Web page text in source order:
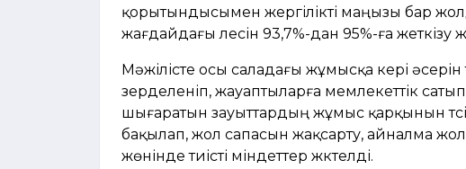
қорытындысымен жергілікті маңызы бар
жағдайдағы үлесін 93,7%-дан 95%-ға жеткізу
Мәжілісте осы саладағы жұмысқа кері әсерін
зерделеніп, жауаптыларға мемлекеттік
шығаратын зауыттардың жұмыс қарқынын
бақылап, жол сапасын жақсарту, айналма
жөнінде тиісті міндеттер жүктелді.